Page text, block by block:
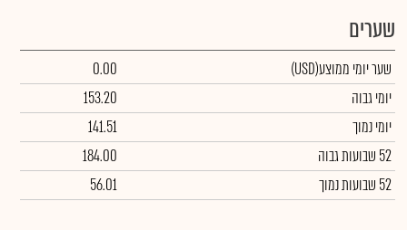
שערים
שער יומי ממוצע(USD)
0.00
יומי גבוה
153.20
יומי נמוך
141.51
52 שבועות גבוה
184.00
52 שבועות נמוך
56.01